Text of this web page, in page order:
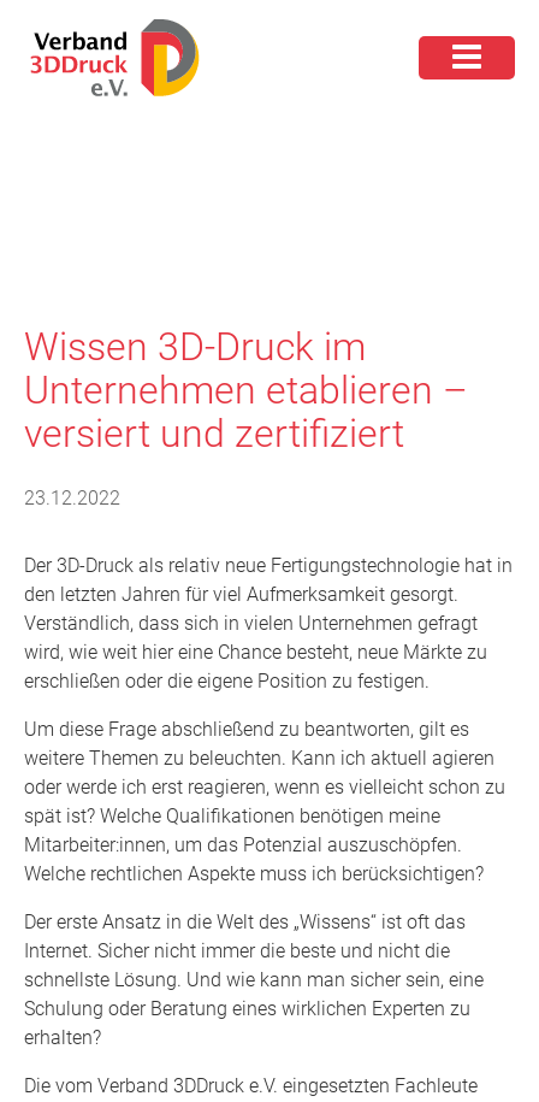
Wissen 3D-Druck im
Unternehmen etablieren –
versiert und zertifiziert
23.12.2022
Der 3D-Druck als relativ neue Fertigungstechnologie hat in
den letzten Jahren für viel Aufmerksamkeit gesorgt.
Verständlich, dass sich in vielen Unternehmen gefragt
wird, wie weit hier eine Chance besteht, neue Märkte zu
erschließen oder die eigene Position zu festigen.
Um diese Frage abschließend zu beantworten, gilt es
weitere Themen zu beleuchten. Kann ich aktuell agieren
oder werde ich erst reagieren, wenn es vielleicht schon zu
spät ist? Welche Qualifikationen benötigen meine
Mitarbeiter:innen, um das Potenzial auszuschöpfen.
Welche rechtlichen Aspekte muss ich berücksichtigen?
Der erste Ansatz in die Welt des „Wissens“ ist oft das
Internet. Sicher nicht immer die beste und nicht die
schnellste Lösung. Und wie kann man sicher sein, eine
Schulung oder Beratung eines wirklichen Experten zu
erhalten?
Die vom Verband 3DDruck e.V. eingesetzten Fachleute